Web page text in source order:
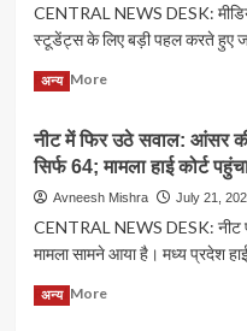
का
विषय
CJP
ने
लिया
महीने
से
धरना,
सरकार
ने
मानने
CENTRAL NEWS DESK:
स्टूडेंट्स के लिए बड़ी पहल करते हुए
Read MoreRead
कानपुर
में
पहली
B.SC
मीडिया
डिग्री
अन्य
नीट में फिर उठे सवाल: आंसर
सिर्फ 64; मामला हाई कोर्ट
Avneesh Mishra July 21,
CENTRAL NEWS DESK: नीट
मामला सामने आया है। मध्य प्रदेश हाई
Read MoreRead
अन्य